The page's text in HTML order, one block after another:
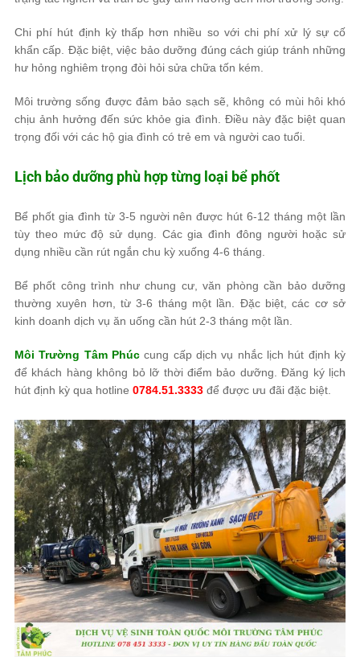
Chi phí hút định kỳ thấp hơn nhiều so với chi phí xử lý sự cố
khẩn cấp. Đặc biệt, việc bảo dưỡng đúng cách giúp tránh những
hư hỏng nghiêm trọng đòi hỏi sửa chữa tốn kém.
Môi trường sống được đảm bảo sạch sẽ, không có mùi hôi khó
chịu ảnh hưởng đến sức khỏe gia đình. Điều này đặc biệt quan
trọng đối với các hộ gia đình có trẻ em và người cao tuổi.
Lịch bảo dưỡng phù hợp từng loại bể phốt
Bể phốt gia đình từ 3-5 người nên được hút 6-12 tháng một lần
tùy theo mức độ sử dụng. Các gia đình đông người hoặc sử
dụng nhiều cần rút ngắn chu kỳ xuống 4-6 tháng.
Bể phốt công trình như chung cư, văn phòng cần bảo dưỡng
thường xuyên hơn, từ 3-6 tháng một lần. Đặc biệt, các cơ sở
kinh doanh dịch vụ ăn uống cần hút 2-3 tháng một lần.
Môi Trường Tâm Phúc cung cấp dịch vụ nhắc lịch hút định kỳ
để khách hàng không bỏ lỡ thời điểm bảo dưỡng. Đăng ký lịch
hút định kỳ qua hotline 0784.51.3333 để được ưu đãi đặc biệt.